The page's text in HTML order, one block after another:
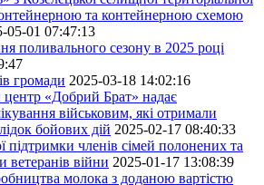
та контейнерною схемою
05-01 07:47:13
поливального сезону в 2025 році
громади 2025-03-18 14:02:16
центр «Добрий Брат» надає
військовим, які отримали
бойових дій 2025-02-17 08:40:33
підтримки членів сімей полонених та
ветеранів війни 2025-01-17 13:08:39
молока з доданою вартістю